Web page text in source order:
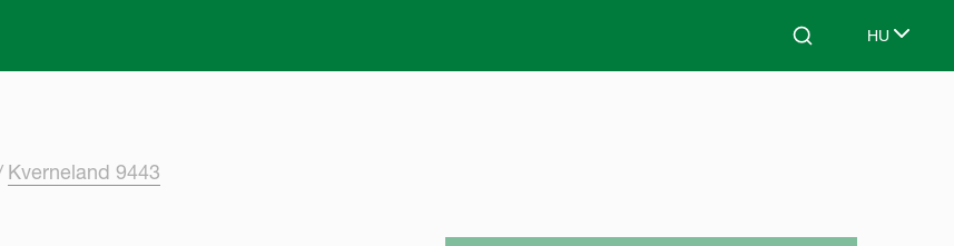
Search HU
Select
Kverneland 9443